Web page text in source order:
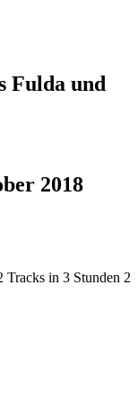
Fulda und
2018
Tracks in 3 Stunden 2